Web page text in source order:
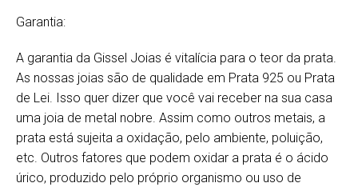
Garantia:
A garantia da Gissel Joias é vitalícia para o teor da prata.
As nossas joias são de qualidade em Prata 925 ou Prata
de Lei. Isso quer dizer que você vai receber na sua casa
uma joia de metal nobre. Assim como outros metais, a
prata está sujeita a oxidação, pelo ambiente, poluição,
etc. Outros fatores que podem oxidar a prata é o ácido
úrico, produzido pelo próprio organismo ou uso de